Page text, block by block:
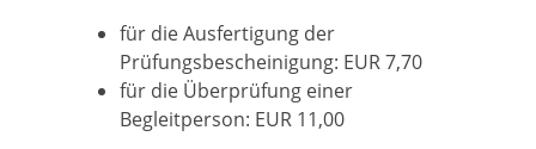
für die Ausfertigung der
Prüfungsbescheinigung: EUR 7,70
für die Überprüfung einer
Begleitperson: EUR 11,00